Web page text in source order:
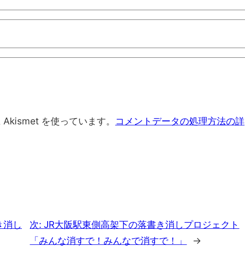
を使っています。
コメントデータの処理方法の詳
し
次: JR大阪駅東側高架下の落書き消しプロジェクト
「みんな消すで！みんなで消すで！」
→